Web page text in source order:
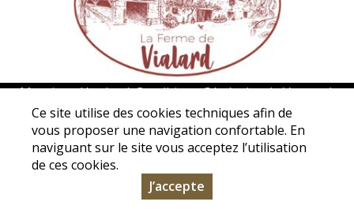
Mentions légales|Conditions Générales de Ventes|
Protection des données personnelles
Association La ferme de Vialard - 5 Avenue de La Borie de
Vialard - 24200 Carsac-Aillac - Tél. : 05 53 31 98 50 -
contact@la-ferme-de-vialard.com
© Copyright 2026 - La Ferme de Vialard - Tous droits
Ce site utilise des cookies techniques afin de
vous proposer une navigation confortable. En
naviguant sur le site vous acceptez l’utilisation
de ces cookies.
J’accepte